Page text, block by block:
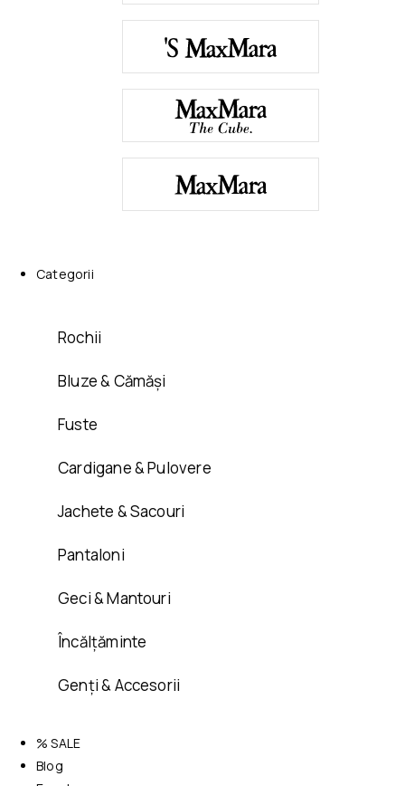
Categorii
Rochii
Bluze & Cămăși
Fuste
Cardigane & Pulovere
Jachete & Sacouri
Pantaloni
Geci & Mantouri
Încălțăminte
Genți & Accesorii
% SALE
Blog